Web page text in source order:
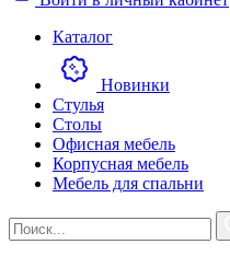
Каталог
Новинки
Стулья
Столы
Офисная мебель
Корпусная мебель
Мебель для спальни